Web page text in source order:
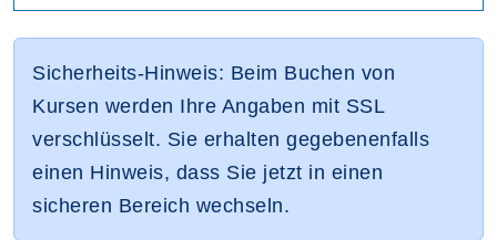
Sicherheits-Hinweis: Beim Buchen von
Kursen werden Ihre Angaben mit SSL
verschlüsselt. Sie erhalten gegebenenfalls
einen Hinweis, dass Sie jetzt in einen
sicheren Bereich wechseln.